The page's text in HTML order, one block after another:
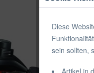
Diese
sein sollten,
Artikel in